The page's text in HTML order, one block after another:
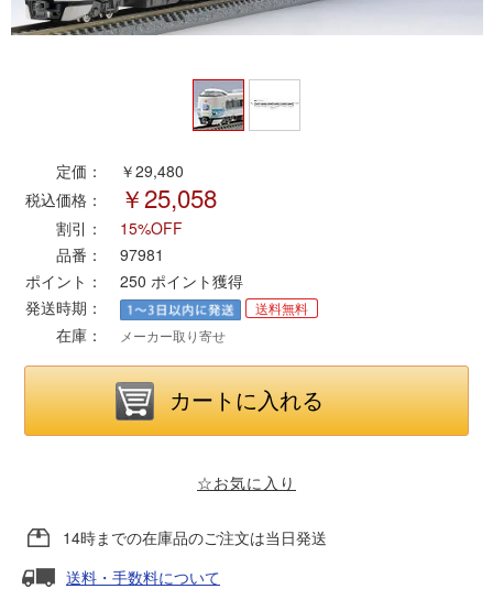
Bトレインショーティー
タカラトミー（プラレール）
MODEMO(モデモ)
さんけい
トラムウェイ
天賞堂
セール品・キャンペーン
定価：
￥29,480
税込価格：
￥25,058
割引：
15%OFF
品番：
97981
ポイント：
250 ポイント獲得
発送時期：
送料無料
在庫： メーカー取り寄せ
☆お気に入り
14時までの在庫品のご注文は当日発送
送料・手数料について